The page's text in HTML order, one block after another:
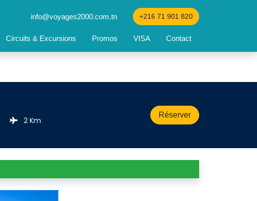
info@voyages2000.com.tn +216 71 901 820
Circuits & Excursions Promos VISA Contact
2 Km
Réserver